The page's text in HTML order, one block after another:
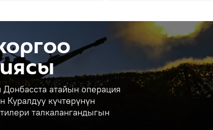
атайын операция
күчтөрүнүн
талкалангандыгын